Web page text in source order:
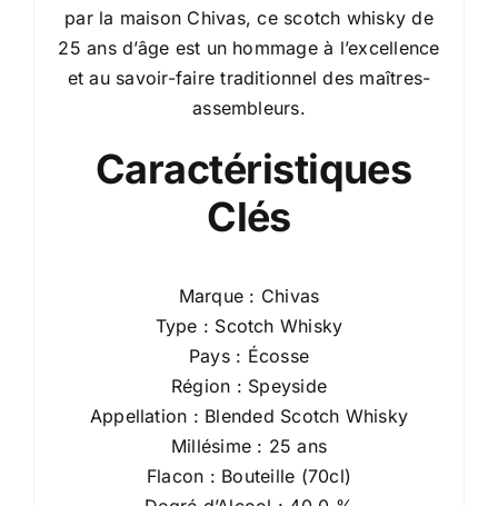
par la maison Chivas, ce scotch whisky de
25 ans d’âge est un hommage à l’excellence
et au savoir-faire traditionnel des maîtres-
assembleurs.
Caractéristiques
Clés
Marque : Chivas
Type : Scotch Whisky
Pays : Écosse
Région : Speyside
Appellation : Blended Scotch Whisky
Millésime : 25 ans
Flacon : Bouteille (70cl)